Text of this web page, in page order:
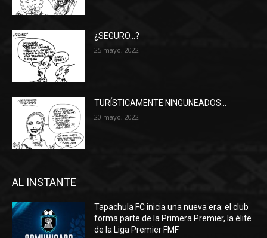
¿SEGURO…?
25 mayo, 2022
TURÍSTICAMENTE NINGUNEADOS…
20 mayo, 2022
AL INSTANTE
Tapachula FC inicia una nueva era: el club
forma parte de la Primera Premier, la élite
de la Liga Premier FMF